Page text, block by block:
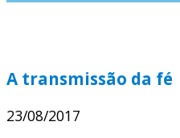
A transmissão da fé
23/08/2017